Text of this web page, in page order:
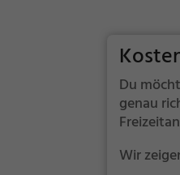
Du
genau
Wir